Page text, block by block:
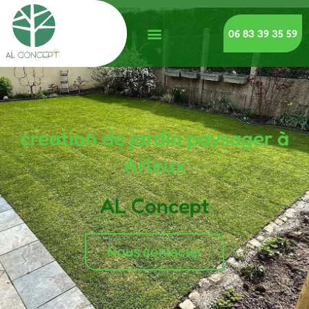
06 83 39 35 59
creation de jardin paysager à
Arleux
AL Concept
Nous contacter